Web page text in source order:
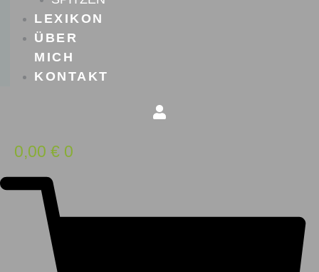
LEXIKON
ÜBER
MICH
KONTAKT
0,00 € 0